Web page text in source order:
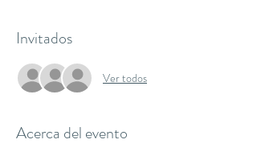
Invitados
Ver todos
Acerca del evento